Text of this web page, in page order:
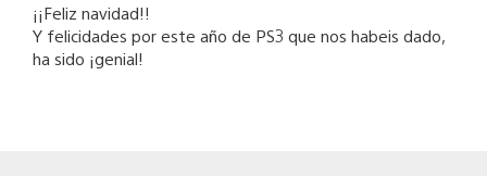
¡¡Feliz navidad!!
Y felicidades por este año de PS3 que nos habeis dado,
ha sido ¡genial!